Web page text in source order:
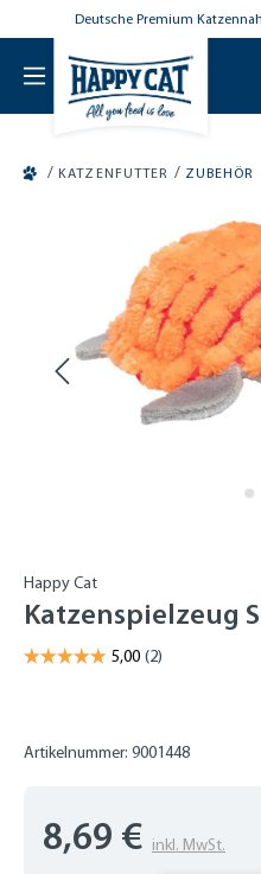
springen
Deutsche Premium
/ KATZENFUTTER / ZUBEHÖR
Happy Cat
Katzenspielzeug
Artikelnummer: 9001448
8,69 € inkl. MwSt.